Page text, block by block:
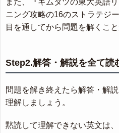
また、『キムタツの東大英語
ニング攻略の16のストラテジ
目を通してから問題を解くこ
Step2.解答・解説を全て読
問題を解き終えたら解答・解
理解しましょう。
黙読して理解できない英文は